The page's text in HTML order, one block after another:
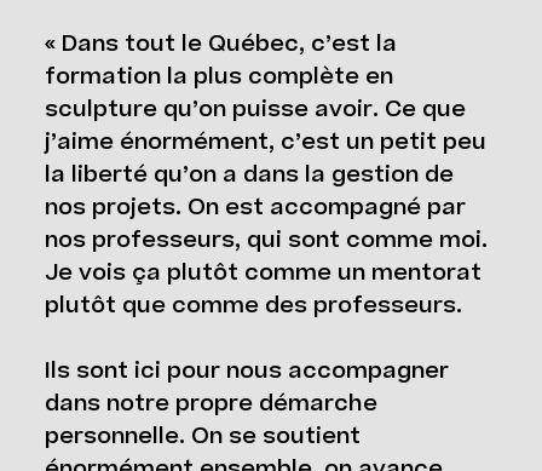
« Dans tout le Québec, c’est la
formation la plus complète en
sculpture qu’on puisse avoir. Ce que
j’aime énormément, c’est un petit peu
la liberté qu’on a dans la gestion de
nos projets. On est accompagné par
nos professeurs, qui sont comme moi.
Je vois ça plutôt comme un mentorat
plutôt que comme des professeurs.
Ils sont ici pour nous accompagner
dans notre propre démarche
personnelle. On se soutient